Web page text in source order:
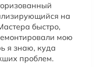
на
быстро,
мою
я знаю, куда
проблем.